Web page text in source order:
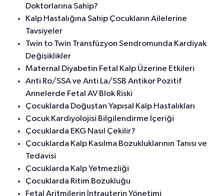
Doktorlarına Sahip?
Kalp Hastalığına Sahip Çocukların Ailelerine
Tavsiyeler
Twin to Twin Transfüzyon Sendromunda Kardiyak
Değişiklikler
Maternal Diyabetin Fetal Kalp Üzerine Etkileri
Anti Ro/SSA ve Anti La/SSB Antikor Pozitif
Annelerde Fetal AV Blok Riski
Çocuklarda Doğuştan Yapısal Kalp Hastalıkları
Çocuk Kardiyolojisi Bilgilendirme İçeriği
Çocuklarda EKG Nasıl Çekilir?
Çocuklarda Kalp Kasılma Bozukluklarının Tanısı ve
Tedavisi
Çocuklarda Kalp Yetmezliği
Çocuklarda Ritim Bozukluğu
Fetal Aritmilerin İntrauterin Yönetimi